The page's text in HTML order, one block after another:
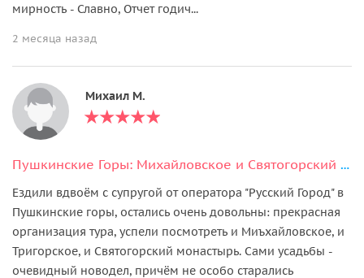
мирность - Славно, Отчет годич...
2 месяца назад
Михаил М.
Пушкинские Горы: Михайловское и Святогорский монастырь
Ездили вдвоём с супругой от оператора "Русский Город" в
Пушкинские горы, остались очень довольны: прекрасная
организация тура, успели посмотреть и Миъхайловское, и
Тригорское, и Святогорский монастырь. Сами усадьбы -
очевидный новодел, причём не особо старались